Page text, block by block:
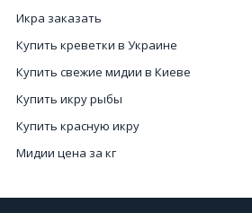
Икра заказать
Купить креветки в Украине
Купить свежие мидии в Киеве
Купить икру рыбы
Купить красную икру
Мидии цена за кг